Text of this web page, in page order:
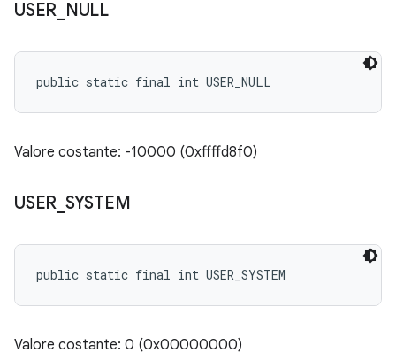
USER NULL
public static final int USER_NULL
Valore costante: -10000 (0xffffd8f0)
USER SYSTEM
public static final int USER_SYSTEM
Valore costante: 0 (0x00000000)